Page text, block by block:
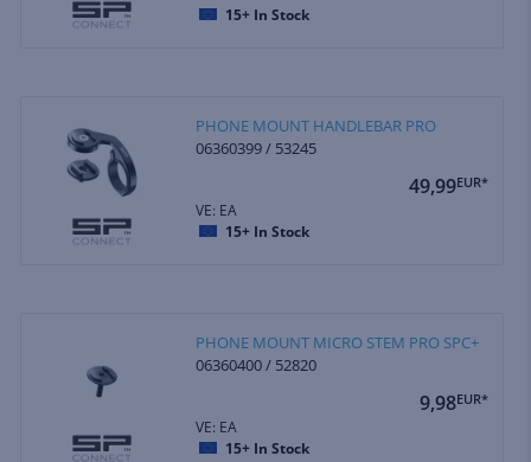
15+ In Stock
PHONE MOUNT HANDLEBAR PRO
06360399 / 53245
49,99EUR*
VE: EA
15+ In Stock
PHONE MOUNT MICRO STEM PRO SPC+
06360400 / 52820
9,98EUR*
VE: EA
15+ In Stock